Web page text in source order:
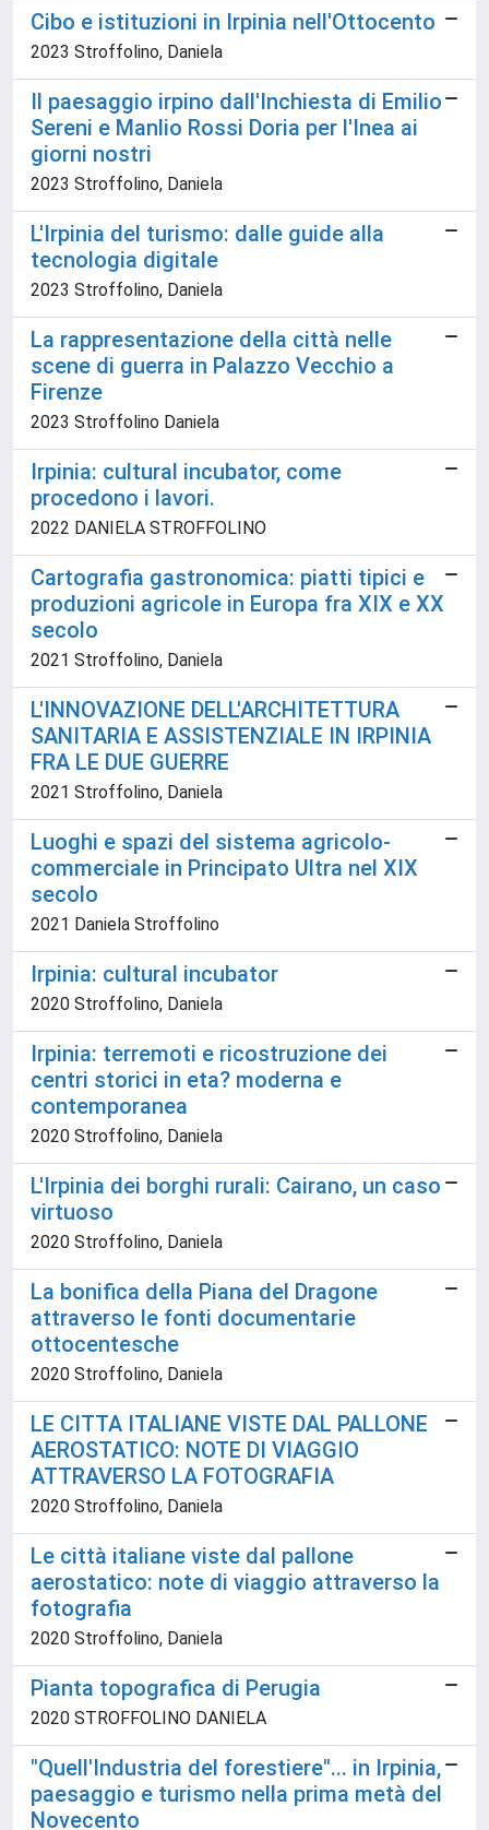
Cibo e istituzioni in Irpinia nell'Ottocento
2023 Stroffolino, Daniela
Il paesaggio irpino dall'Inchiesta di Emilio
Sereni e Manlio Rossi Doria per l'Inea ai
giorni nostri
2023 Stroffolino, Daniela
L'Irpinia del turismo: dalle guide alla
tecnologia digitale
2023 Stroffolino, Daniela
La rappresentazione della città nelle
scene di guerra in Palazzo Vecchio a
Firenze
2023 Stroffolino Daniela
Irpinia: cultural incubator, come
procedono i lavori.
2022 DANIELA STROFFOLINO
Cartografia gastronomica: piatti tipici e
produzioni agricole in Europa fra XIX e XX
secolo
2021 Stroffolino, Daniela
L'INNOVAZIONE DELL'ARCHITETTURA
SANITARIA E ASSISTENZIALE IN IRPINIA
FRA LE DUE GUERRE
2021 Stroffolino, Daniela
Luoghi e spazi del sistema agricolo-
commerciale in Principato Ultra nel XIX
secolo
2021 Daniela Stroffolino
Irpinia: cultural incubator
2020 Stroffolino, Daniela
Irpinia: terremoti e ricostruzione dei
centri storici in eta? moderna e
contemporanea
2020 Stroffolino, Daniela
L'Irpinia dei borghi rurali: Cairano, un caso
virtuoso
2020 Stroffolino, Daniela
La bonifica della Piana del Dragone
attraverso le fonti documentarie
ottocentesche
2020 Stroffolino, Daniela
LE CITTA ITALIANE VISTE DAL PALLONE
AEROSTATICO: NOTE DI VIAGGIO
ATTRAVERSO LA FOTOGRAFIA
2020 Stroffolino, Daniela
Le città italiane viste dal pallone
aerostatico: note di viaggio attraverso la
fotografia
2020 Stroffolino, Daniela
Pianta topografica di Perugia
2020 STROFFOLINO DANIELA
"Quell'Industria del forestiere"... in Irpinia,
paesaggio e turismo nella prima metà del
Novecento